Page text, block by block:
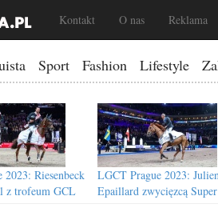
Kontakt O nas Reklama
Sport Fashion Lifestyle
2023: Riesenbeck
z trofeum GCL
LGCT Prague 2023:
Epaillard zwycięzcą Super